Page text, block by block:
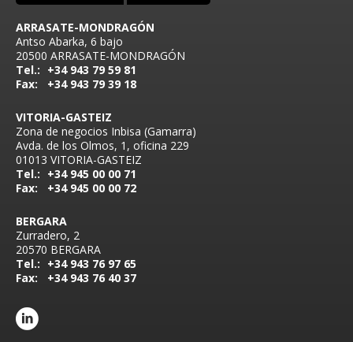
ARRASATE-MONDRAGÓN
Antso Abarka, 6 bajo
20500 ARRASATE-MONDRAGÓN
Tel.: +34 943 79 59 81
Fax:
+34 943 79 39 18
VITORIA-GASTEIZ
Zona de negocios Inbisa (Gamarra)
Avda. de los Olmos, 1, oficina 229
01013 VITORIA-GASTEIZ
Tel.: +34 945 00 00 71
Fax:
+34 945 00 00 72
BERGARA
Zurradero, 2
20570 BERGARA
Tel.: +34 943 76 97 65
Fax:
+34 943 76 40 37